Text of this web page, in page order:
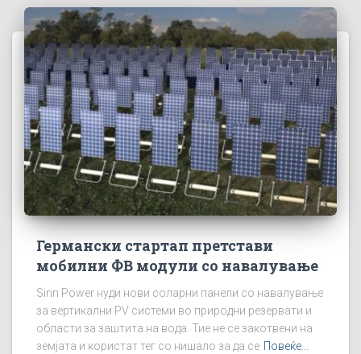
Германски стартап претстави
мобилни ФВ модули со навалување
Sinn Power нуди нови соларни панели со навалување
за вертикални PV системи во природни резервати и
области за заштита на вода. Тие не се закотвени на
земјата и користат тег со нишало за да се Повеќе...